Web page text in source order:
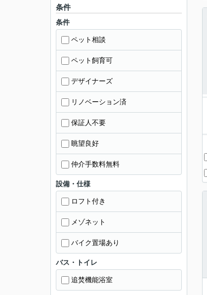
条件
条件
ペット相談
ペット飼育可
デザイナーズ
リノベーション済
保証人不要
眺望良好
仲介手数料無料
設備・仕様
ロフト付き
メゾネット
バイク置場あり
バス・トイレ
追焚機能浴室